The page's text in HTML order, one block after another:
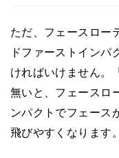
ただ、フェースロー
ドファーストインパ
ければいけません。
無いと、フェースロ
ンパクトでフェース
飛びやすくなります。